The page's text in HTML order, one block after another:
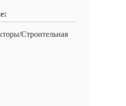
Строительная